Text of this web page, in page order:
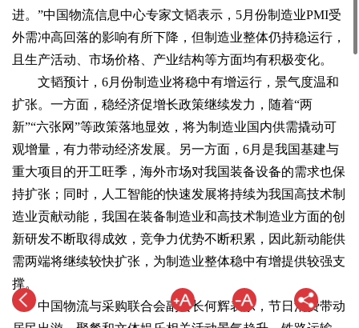
进。”中国物流信息中心专家文韬表示，5月份制造业PMI受
外需冲高回落的影响有所下降，但制造业整体仍持稳运行，
且生产活动、市场价格、产业结构等方面均有积极变化。
文韬预计，6月份制造业将稳中有增运行，景气度温和
扩张。一方面，稳经济促增长政策继续发力，随着“两
新”“六张网”等政策落地显效，将为制造业国内供需撬动可
观增量，有力带动经济发展。另一方面，6月是我国基建与
重大项目的开工旺季，海外市场对我国装备设备的需求也保
持扩张；同时，人工智能的快速发展将持续为我国高技术制
造业贡献动能，我国在装备制造业和高技术制造业方面的创
新研发不断取得成效，竞争力优势不断积累，因此新动能供
需两端将继续较快扩张，为制造业整体稳中有增提供较强支
撑。
中国物流与采购联合会副会长何辉表示，节日消费带动